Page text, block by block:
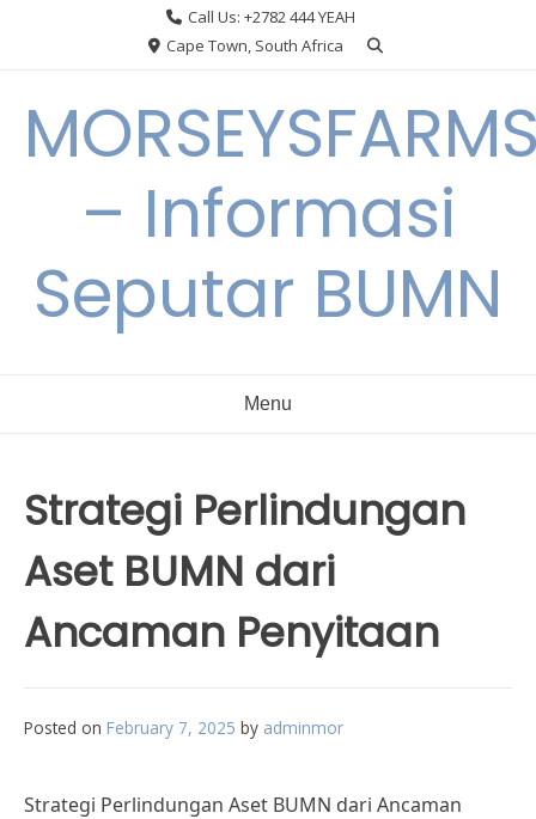
Call Us: +2782 444 YEAH
Cape Town, South Africa
– Informasi
Seputar BUMN
Menu
Strategi Perlindungan
Aset BUMN dari
Ancaman Penyitaan
Posted on February 7, 2025 by adminmor
Strategi Perlindungan Aset BUMN dari Ancaman